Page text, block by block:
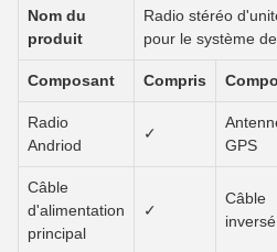
Nom du
produit
Radio stéréo
pour le système
Composant Compris
Radio
Andriod
✓
GPS
Câble
d'alimentation
principal
✓
Câble
inversé